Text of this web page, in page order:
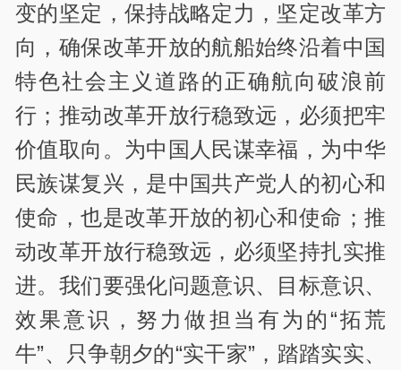
变的坚定，保持战略定力，坚定改革方
向，确保改革开放的航船始终沿着中国
特色社会主义道路的正确航向破浪前
行；推动改革开放行稳致远，必须把牢
价值取向。为中国人民谋幸福，为中华
民族谋复兴，是中国共产党人的初心和
使命，也是改革开放的初心和使命；推
动改革开放行稳致远，必须坚持扎实推
进。我们要强化问题意识、目标意识、
效果意识，努力做担当有为的“拓荒
牛”、只争朝夕的“实干家”，踏踏实实、